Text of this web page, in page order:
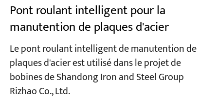
Pont roulant intelligent pour la
manutention de plaques d'acier
Le pont roulant intelligent de manutention de
plaques d'acier est utilisé dans le projet de
bobines de Shandong Iron and Steel Group
Rizhao Co., Ltd.